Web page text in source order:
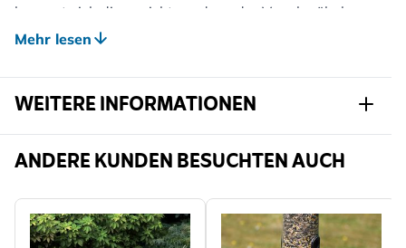
bewegt sich diese nicht, so dass der Vogel mühelos
an das Futter herankommt. Wenn große Vögel oder
Dieses Cork-Modell lässt sich leicht an einer Wand,
einem Zaun oder einem Baumstamm befestigen. Wir
haben auch pfahlmontierte und hängende Cork-
Außenbereich das passende Modell gibt.
Sie können jedes unserer Erdnussbuttergläser, deren
Mehr lesen
WEITERE INFORMATIONEN
Artikelnr. 351890119
Breite 194 mm
ANDERE KUNDEN BESUCHTEN AUCH